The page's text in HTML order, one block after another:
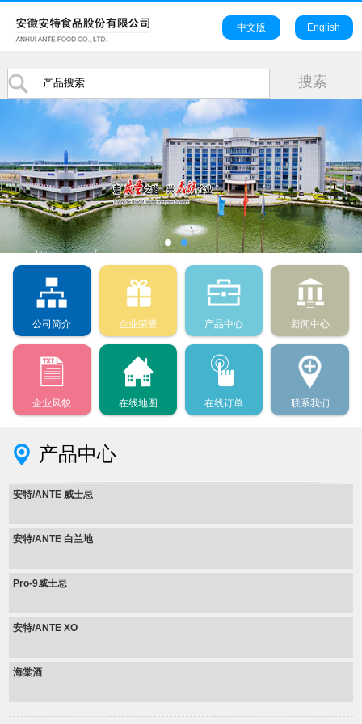
中文版 English
公司简介 企业荣誉 产品中心 新闻中心
企业风貌 在线地图 在线订单 联系我们
产品中心
安特/ANTE 威士忌
安特/ANTE 白兰地
Pro-9威士忌
安特/ANTE XO
海棠酒